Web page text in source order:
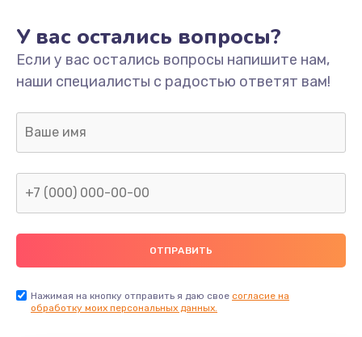
У вас остались вопросы?
Если у вас остались вопросы напишите нам,
наши специалисты с радостью ответят вам!
Нажимая на кнопку отправить я даю свое согласие на
обработку моих персональных данных.